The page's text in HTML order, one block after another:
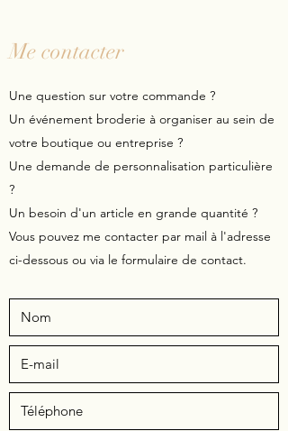
Me contacter
Une question sur votre commande ?
Un événement broderie à organiser au sein de
votre boutique ou entreprise ?
Une demande de personnalisation particulière
?
Un besoin d'un article en grande quantité ?
Vous pouvez me contacter par mail à l'adresse
ci-dessous ou via le formulaire de contact.